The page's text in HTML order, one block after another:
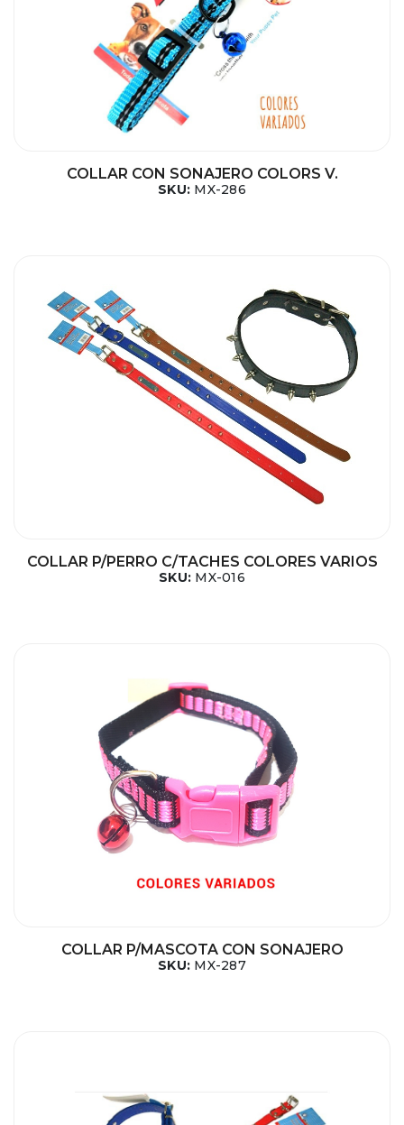
COLLAR CON SONAJERO COLORS V.
SKU: MX-286
COLLAR P/PERRO C/TACHES COLORES VARIOS
SKU: MX-016
COLLAR P/MASCOTA CON SONAJERO
SKU: MX-287